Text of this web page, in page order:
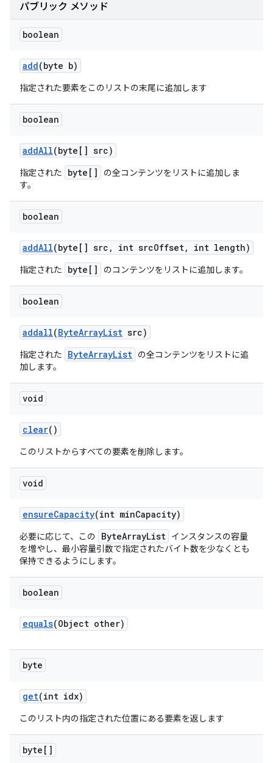
パブリック メソッド
boolean
add(byte b)
指定された要素をこのリストの末尾に追加します
boolean
addAll(byte[] src)
指定された byte[]
の全コンテンツをリストに追加しま
す。
boolean
addAll(byte[] src , int srcOffset, int length)
指定された byte[] のコンテンツをリストに追加します。
boolean
addall(ByteArrayList src)
指定された ByteArrayList の全コンテンツをリストに追
加します。
void
clear()
このリストからすべての要素を削除します。
void
ensureCapacity(int minCapacity)
必要に応じて、この ByteArrayList インスタンスの容量
を増やし、最小容量引数で指定されたバイト数を少なくとも
保持できるようにします。
boolean
equals(Object other)
byte
get(int idx)
このリスト内の指定された位置にある要素を返します
byte[]